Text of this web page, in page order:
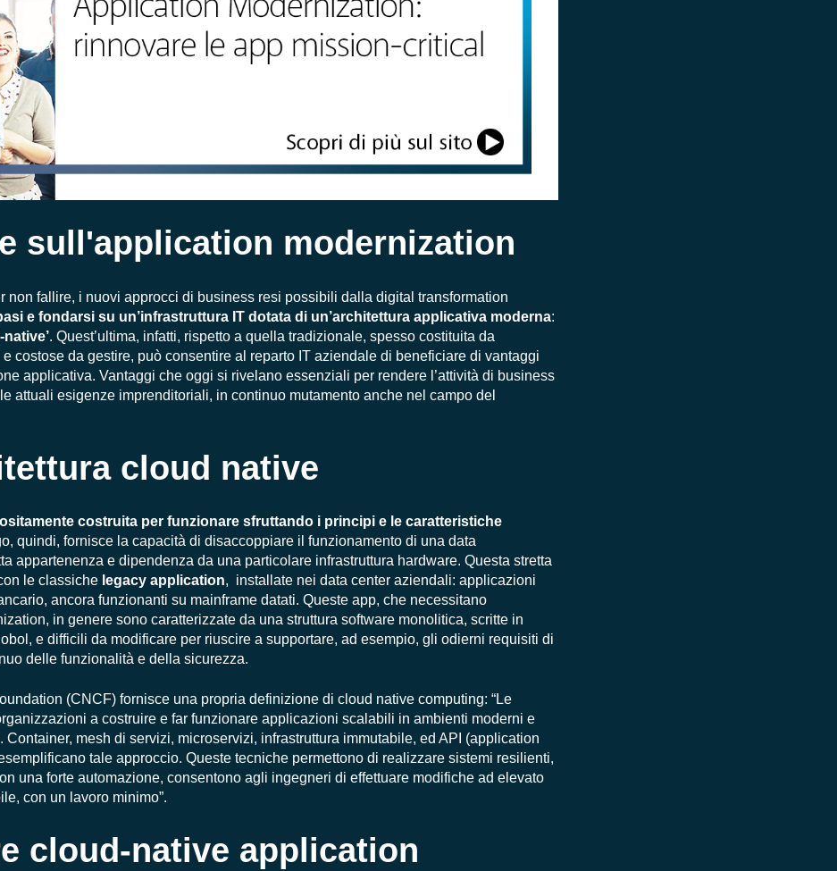
sull'application modernization
non fallire, i nuovi approcci di business resi possibili dalla digital transformation
e fondarsi su un’infrastruttura IT dotata di un’architettura applicativa moderna:
native’. Quest’ultima, infatti, rispetto a quella tradizionale, spesso costituita da
costose da gestire, può consentire al reparto IT aziendale di beneficiare di vantaggi
applicativa. Vantaggi che oggi si rivelano essenziali per rendere l’attività di business
attuali esigenze imprenditoriali, in continuo mutamento anche nel campo del
cloud native
costruita per funzionare sfruttando i principi e le caratteristiche
quindi, fornisce la capacità di disaccoppiare il funzionamento di una data
appartenenza e dipendenza da una particolare infrastruttura hardware. Questa stretta
le classiche legacy application, installate nei data center aziendali: applicazioni
ancora funzionanti su mainframe datati. Queste app, che necessitano
in genere sono caratterizzate da una struttura software monolitica, scritte in
e difficili da modificare per riuscire a supportare, ad esempio, gli odierni requisiti di
delle funzionalità e della sicurezza.
(CNCF) fornisce una propria definizione dicloud native computing: “Le
a costruire e far funzionare applicazioni scalabili in ambienti moderni e
mesh di servizi, microservizi, infrastruttura immutabile, ed API (application
tale approccio. Queste tecniche permettono di realizzare sistemi resilienti,
una forte automazione, consentono agli ingegneri di effettuare modifiche ad elevato
con un lavoro minimo”.
cloud-native application